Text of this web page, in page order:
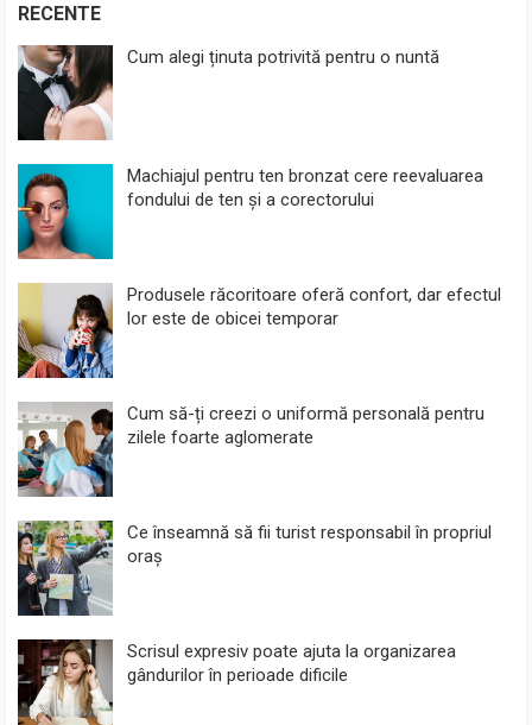
RECENTE
Cum alegi ținuta potrivită pentru o nuntă
Machiajul pentru ten bronzat cere reevaluarea
fondului de ten și a corectorului
Produsele răcoritoare oferă confort, dar efectul
lor este de obicei temporar
Cum să-ți creezi o uniformă personală pentru
zilele foarte aglomerate
Ce înseamnă să fii turist responsabil în propriul
oraș
Scrisul expresiv poate ajuta la organizarea
gândurilor în perioade dificile